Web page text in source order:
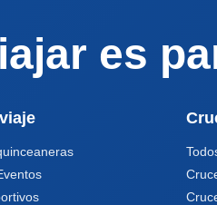
es